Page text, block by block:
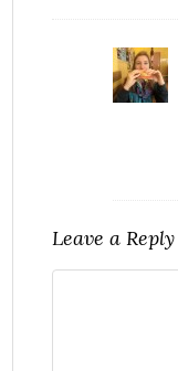
Leave a Reply